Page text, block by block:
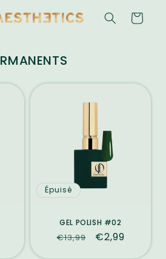
Panier
Épuisé
GEL POLISH #02
Prix
€13,99
Prix
€2,99